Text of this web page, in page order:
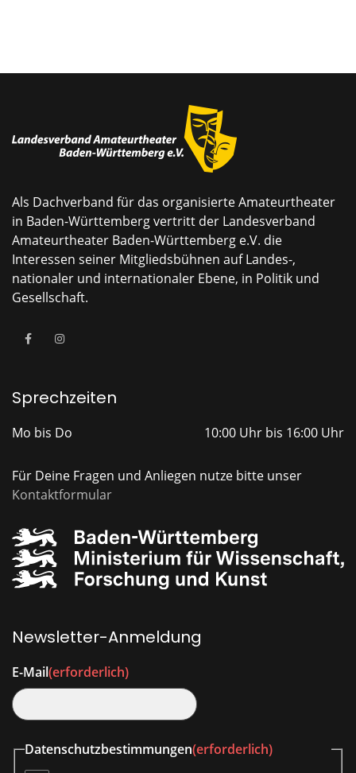
Als Dachverband für das organisierte Amateurtheater
in Baden-Württemberg vertritt der Landesverband
Amateurtheater Baden-Württemberg e.V. die
Interessen seiner Mitgliedsbühnen auf Landes-,
nationaler und internationaler Ebene, in Politik und
Gesellschaft.
Sprechzeiten
Mo bis Do 10:00 Uhr bis 16:00 Uhr
Für Deine Fragen und Anliegen nutze bitte unser
Kontaktformular
Newsletter-Anmeldung
E-Mail(erforderlich)
Datenschutzbestimmungen(erforderlich)